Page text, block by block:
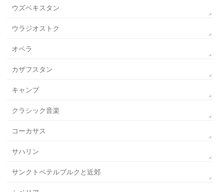
ウズベキスタン
ウラジオストク
オペラ
カザフスタン
キャンプ
クラシック音楽
コーカサス
サハリン
サンクトペテルブルクと近郊